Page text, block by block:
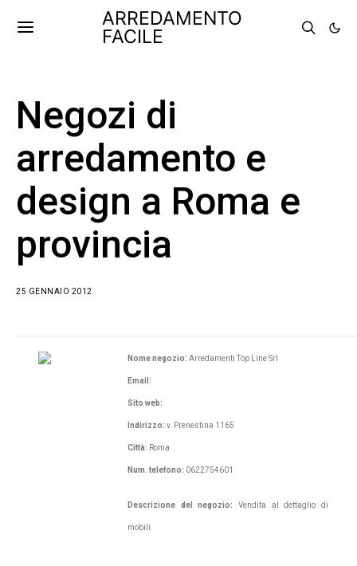
ARREDAMENTO
FACILE
Negozi di
arredamento e
design a Roma e
provincia
25 GENNAIO 2012
Nome negozio: Arredamenti Top Line Srl
Email:
Sito web:
Indirizzo: v. Prenestina 1165
Città: Roma
Num. telefono: 0622754601
Descrizione del negozio: Vendita al dettaglio di
mobili.